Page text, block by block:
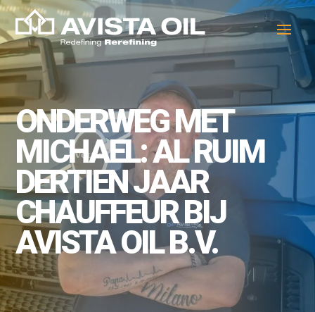
ONDERWEG MET
MICHAEL: AL RUIM
DERTIEN JAAR
CHAUFFEUR BIJ
AVISTA OIL B.V.